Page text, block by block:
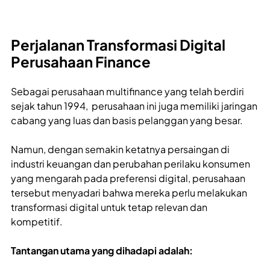
Perjalanan Transformasi Digital
Perusahaan Finance
Sebagai perusahaan multifinance yang telah berdiri
sejak tahun 1994, perusahaan ini juga memiliki jaringan
cabang yang luas dan basis pelanggan yang besar.
Namun, dengan semakin ketatnya persaingan di
industri keuangan dan perubahan perilaku konsumen
yang mengarah pada preferensi digital, perusahaan
tersebut menyadari bahwa mereka perlu melakukan
transformasi digital untuk tetap relevan dan
kompetitif.
Tantangan utama yang dihadapi adalah: